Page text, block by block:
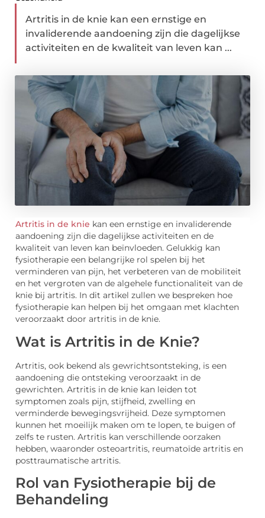
Artritis in de knie kan een ernstige en
invaliderende aandoening zijn die dagelijkse
activiteiten en de kwaliteit van leven kan ...
Artritis in de knie kan een ernstige en invaliderende
aandoening zijn die dagelijkse activiteiten en de
kwaliteit van leven kan beïnvloeden. Gelukkig kan
fysiotherapie een belangrijke rol spelen bij het
verminderen van pijn, het verbeteren van de mobiliteit
en het vergroten van de algehele functionaliteit van de
knie bij artritis. In dit artikel zullen we bespreken hoe
fysiotherapie kan helpen bij het omgaan met klachten
veroorzaakt door artritis in de knie.
Wat is Artritis in de Knie?
Artritis, ook bekend als gewrichtsontsteking, is een
aandoening die ontsteking veroorzaakt in de
gewrichten. Artritis in de knie kan leiden tot
symptomen zoals pijn, stijfheid, zwelling en
verminderde bewegingsvrijheid. Deze symptomen
kunnen het moeilijk maken om te lopen, te buigen of
zelfs te rusten. Artritis kan verschillende oorzaken
hebben, waaronder osteoartritis, reumatoïde artritis en
posttraumatische artritis.
Rol van Fysiotherapie bij de
Behandeling